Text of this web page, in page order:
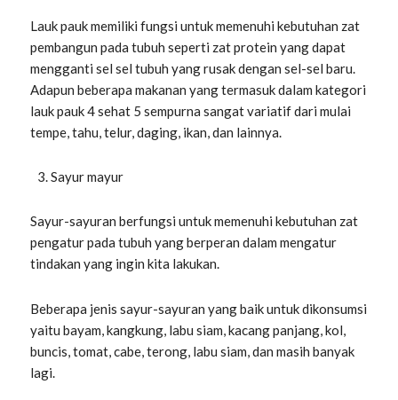
Lauk pauk memiliki fungsi untuk memenuhi kebutuhan zat
pembangun pada tubuh seperti zat protein yang dapat
mengganti sel sel tubuh yang rusak dengan sel-sel baru.
Adapun beberapa makanan yang termasuk dalam kategori
lauk pauk 4 sehat 5 sempurna sangat variatif dari mulai
tempe, tahu, telur, daging, ikan, dan lainnya.
Sayur mayur
Sayur-sayuran berfungsi untuk memenuhi kebutuhan zat
pengatur pada tubuh yang berperan dalam mengatur
tindakan yang ingin kita lakukan.
Beberapa jenis sayur-sayuran yang baik untuk dikonsumsi
yaitu bayam, kangkung, labu siam, kacang panjang, kol,
buncis, tomat, cabe, terong, labu siam, dan masih banyak
lagi.